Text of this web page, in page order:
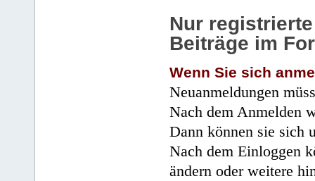
Nur
Beiträge im
Wenn Sie sich
Neuanmeldungen
Nach dem Anmelden
Dann können sie sich
Nach dem Einloggen
ändern oder weitere